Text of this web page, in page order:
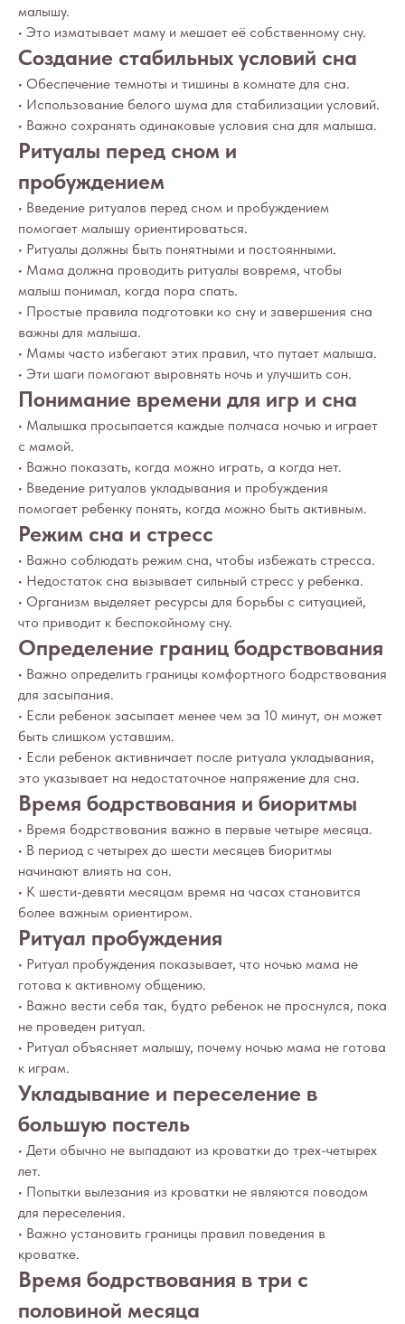
малышу.
• Это изматывает маму и мешает её собственному сну.
Создание стабильных условий сна
• Обеспечение темноты и тишины в комнате для сна.
• Использование белого шума для стабилизации условий.
• Важно сохранять одинаковые условия сна для малыша.
Ритуалы перед сном и
пробуждением
• Введение ритуалов перед сном и пробуждением
помогает малышу ориентироваться.
• Ритуалы должны быть понятными и постоянными.
• Мама должна проводить ритуалы вовремя, чтобы
малыш понимал, когда пора спать.
• Простые правила подготовки ко сну и завершения сна
важны для малыша.
• Мамы часто избегают этих правил, что путает малыша.
• Эти шаги помогают выровнять ночь и улучшить сон.
Понимание времени для игр и сна
• Малышка просыпается каждые полчаса ночью и играет
с мамой.
• Важно показать, когда можно играть, а когда нет.
• Введение ритуалов укладывания и пробуждения
помогает ребенку понять, когда можно быть активным.
Режим сна и стресс
• Важно соблюдать режим сна, чтобы избежать стресса.
• Недостаток сна вызывает сильный стресс у ребенка.
• Организм выделяет ресурсы для борьбы с ситуацией,
что приводит к беспокойному сну.
Определение границ бодрствования
• Важно определить границы комфортного бодрствования
для засыпания.
• Если ребенок засыпает менее чем за 10 минут, он может
быть слишком уставшим.
• Если ребенок активничает после ритуала укладывания,
это указывает на недостаточное напряжение для сна.
Время бодрствования и биоритмы
• Время бодрствования важно в первые четыре месяца.
• В период с четырех до шести месяцев биоритмы
начинают влиять на сон.
• К шести-девяти месяцам время на часах становится
более важным ориентиром.
Ритуал пробуждения
• Ритуал пробуждения показывает, что ночью мама не
готова к активному общению.
• Важно вести себя так, будто ребенок не проснулся, пока
не проведен ритуал.
• Ритуал объясняет малышу, почему ночью мама не готова
к играм.
Укладывание и переселение в
большую постель
• Дети обычно не выпадают из кроватки до трех-четырех
лет.
• Попытки вылезания из кроватки не являются поводом
для переселения.
• Важно установить границы правил поведения в
кроватке.
Время бодрствования в три с
половиной месяца